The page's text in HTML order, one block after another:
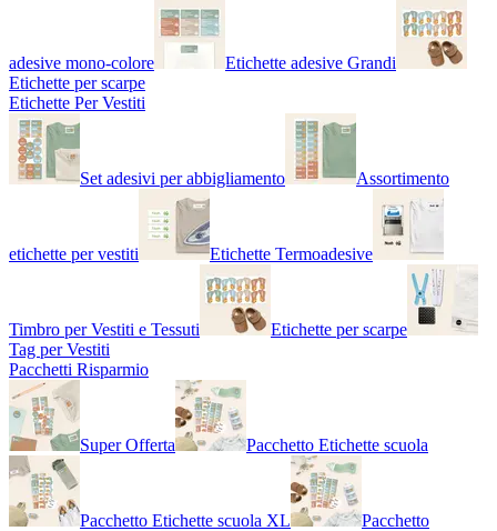
adesive mono-colore
Etichette adesive Grandi
Etichette per scarpe
Etichette Per Vestiti
Set adesivi per abbigliamento Assortimento
etichette per vestiti Etichette Termoadesive
Timbro per Vestiti e Tessuti
Etichette per scarpe
Tag per Vestiti
Pacchetti Risparmio
Super Offerta Pacchetto Etichette scuola
Pacchetto Etichette scuola XL Pacchetto